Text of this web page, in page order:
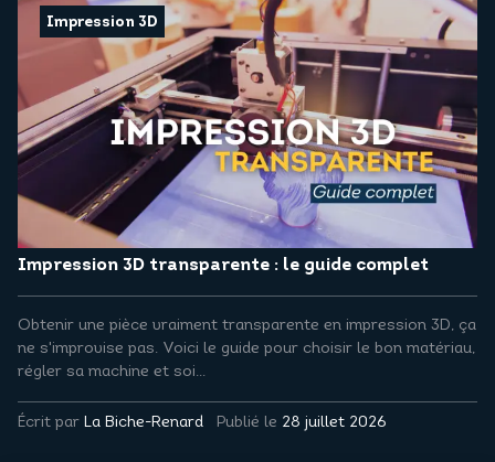
Impression 3D
Impression 3D transparente : le guide complet
Obtenir une pièce vraiment transparente en impression 3D, ça
ne s'improvise pas. Voici le guide pour choisir le bon matériau,
régler sa machine et soi...
Écrit par La Biche-Renard Publié le 28 juillet 2026